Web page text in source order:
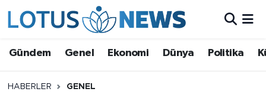
Gündem Genel Ekonomi Dünya Politika
HABERLER GENEL
Ekonomi